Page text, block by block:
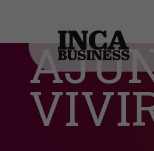
AJUNTAMENT D'INCA I